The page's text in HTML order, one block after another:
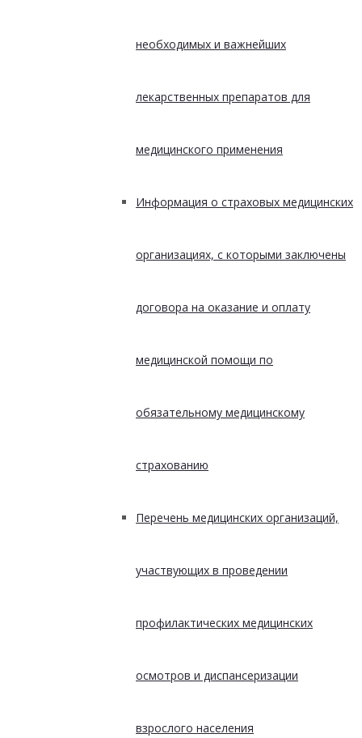
необходимых и важнейших
лекарственных препаратов для
медицинского применения
Информация о страховых медицинских
организациях, с которыми заключены
договора на оказание и оплату
медицинской помощи по
обязательному медицинскому
страхованию
Перечень медицинских организаций,
участвующих в проведении
профилактических медицинских
осмотров и диспансеризации
взрослого населения